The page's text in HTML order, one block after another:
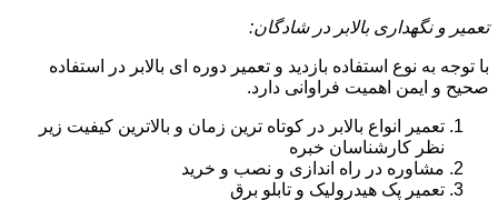
تعمیر و نگهداری بالابر در شادگان:
با توجه به نوع استفاده بازدید و تعمیر دوره ای بالابر در استفاده
صحیح و ایمن اهمیت فراوانی دارد.
تعمیر انواع بالابر در کوتاه ترین زمان و بالاترین کیفیت زیر
نظر کارشناسان خبره
مشاوره در راه اندازی و نصب و خرید
تعمیر پک هیدرولیک و تابلو برق